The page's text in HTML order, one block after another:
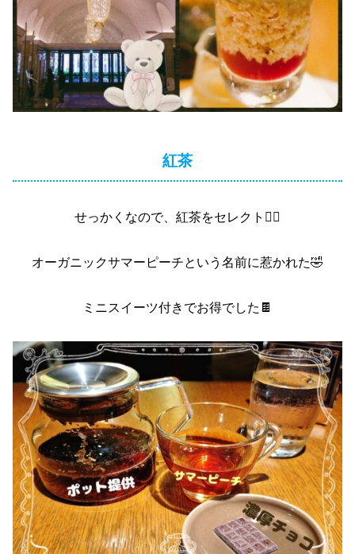
紅茶
せっかくなので、紅茶をセレクト👆🏻
オーガニックサマーピーチという名前に惹かれた🤣
ミニスイーツ付きでお得でした🍫